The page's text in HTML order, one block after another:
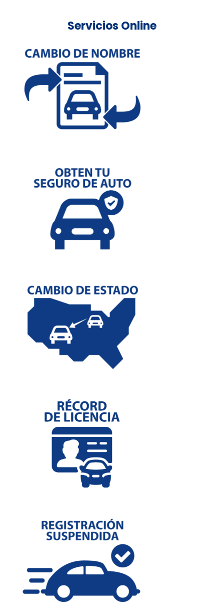
Servicios Online